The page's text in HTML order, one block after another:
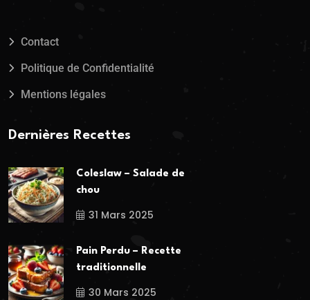
Contact
Politique de Confidentialité
Mentions légales
Dernières Recettes
Coleslaw – Salade de
chou
31 Mars 2025
Pain Perdu – Recette
traditionnelle
30 Mars 2025